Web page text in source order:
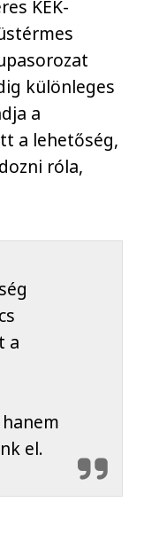
KEK-
különleges
a
a lehetőség,
róla,
a
el.